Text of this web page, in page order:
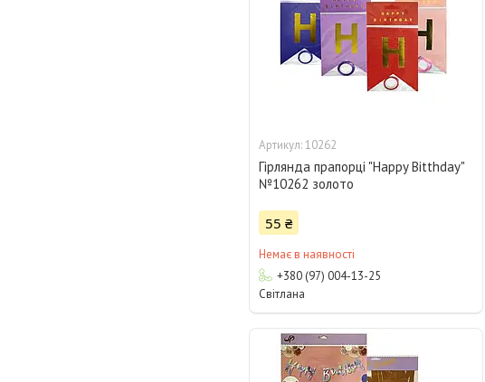
10262
Гірлянда прапорці "Happy Bitthday"
№10262 золото
55 ₴
Немає в наявності
+380 (97) 004-13-25
Світлана